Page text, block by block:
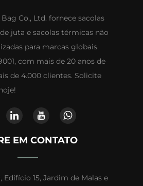
Co., Ltd. fornece sacolas
juta e sacolas térmicas não
para marcas globais.
com mais de 20 anos de
de 4.000 clientes. Solicite
EM CONTATO
Edifício 15, Jardim de Malas e